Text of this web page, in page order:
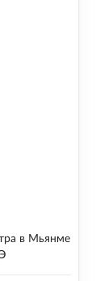
в Мьянме